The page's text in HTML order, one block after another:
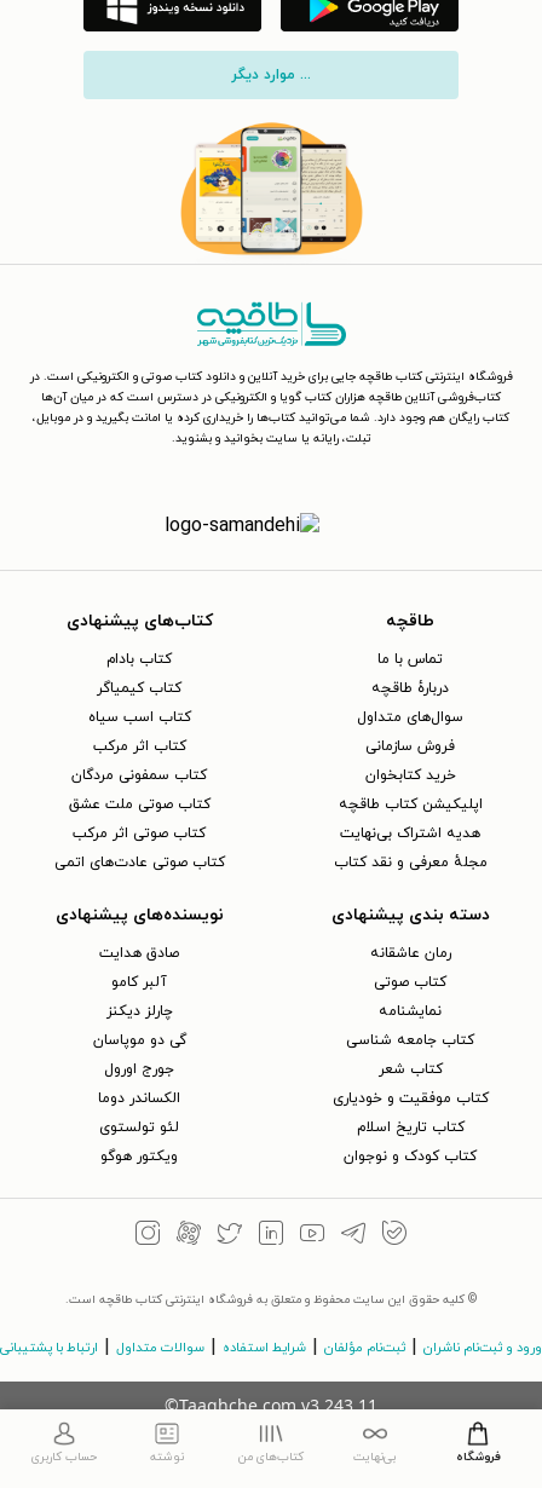
... موارد دیگر
فروشگاه اینترنتی کتاب طاقچه جایی برای خرید آنلاین و دانلود کتاب صوتی و الکترونیکی است. در
کتاب‌فروشی آنلاین طاقچه هزاران کتاب گویا و الکترونیکی در دسترس است که در میان آن‌ها
کتاب رایگان هم وجود دارد. شما می‌توانید کتاب‌ها را خریداری کرده یا امانت بگیرید و در موبایل،
تبلت، رایانه یا سایت بخوانید و بشنوید.
طاقچه
تماس با ما
دربارهٔ طاقچه
سوال‌های متداول
فروش سازمانی
خرید کتابخوان
اپلیکیشن کتاب طاقچه
هدیه اشتراک بی‌نهایت
مجلهٔ معرفی و نقد کتاب
کتاب‌های پیشنهادی
کتاب بادام
کتاب کیمیاگر
کتاب اسب سیاه
کتاب اثر مرکب
کتاب سمفونی مردگان
کتاب صوتی ملت عشق
کتاب صوتی اثر مرکب
کتاب صوتی عادت‌های اتمی
دسته بندی پیشنهادی
رمان عاشقانه
کتاب‌ صوتی
نمایشنامه
کتاب جامعه شناسی
کتاب شعر
کتاب موفقیت و خودیاری
کتاب تاریخ اسلام
کتاب کودک و نوجوان
نویسنده‌های پیشنهادی
صادق هدایت
آلبر کامو
چارلز دیکنز
گی دو موپاسان
جورج اورول
الکساندر دوما
لئو تولستوی
ویکتور هوگو
© کلیه حقوق این سایت محفوظ و متعلق به فروشگاه اینترنتی کتاب طاقچه است.
ورود و ثبت‌نام ناشران ثبت‌نام مؤلفان شرایط استفاده سوالات متداول ارتباط با پشتیبانی
©Taaghche.com v3.243.11
فروشگاه بی‌نهایت کتاب‌های من نوشته حساب کاربری